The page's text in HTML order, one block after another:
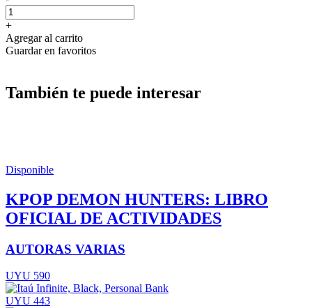
+
Agregar al carrito
Guardar en favoritos
También te puede interesar
Disponible
KPOP DEMON HUNTERS: LIBRO
OFICIAL DE ACTIVIDADES
AUTORAS VARIAS
UYU 590
UYU 443